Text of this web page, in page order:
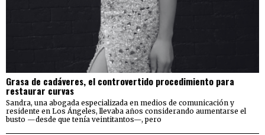
Grasa de cadáveres, el controvertido procedimiento para
restaurar curvas
Sandra, una abogada especializada en medios de comunicación y
residente en Los Ángeles, llevaba años considerando aumentarse el
busto —desde que tenía veintitantos—, pero